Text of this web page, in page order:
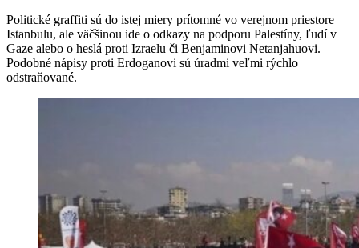
Politické graffiti sú do istej miery prítomné vo verejnom priestore
Istanbulu, ale väčšinou ide o odkazy na podporu Palestíny, ľudí v
Gaze alebo o heslá proti Izraelu či Benjaminovi Netanjahuovi.
Podobné nápisy proti Erdoganovi sú úradmi veľmi rýchlo
odstraňované.